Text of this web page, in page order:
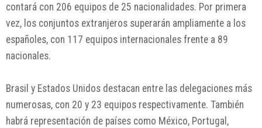
contará con 206 equipos de 25 nacionalidades. Por primera
vez, los conjuntos extranjeros superarán ampliamente a los
españoles, con 117 equipos internacionales frente a 89
nacionales.
Brasil y Estados Unidos destacan entre las delegaciones más
numerosas, con 20 y 23 equipos respectivamente. También
habrá representación de países como México, Portugal,